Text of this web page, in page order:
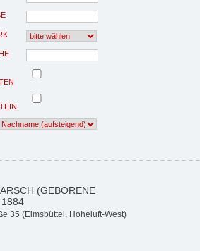
(GEBORENE
35 (Eimsbüttel, Hoheluft-West)